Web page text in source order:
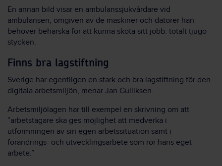
En annan bild visar en ambulanssjukvårdare vid
ambulansen, omgiven av de maskiner och datorer han
behöver behärska för att kunna sköta sitt jobb: totalt tjugo
stycken.
Finns bra lagstiftning
Sverige har egentligen en stark och bra lagstiftning för den
digitala arbetsmiljön, menar Jan Gulliksen.
Arbetsmiljölagen har till exempel en skrivning om att
”arbetstagare ska ges möjlighet att medverka i
utformningen av sin egen arbetssituation samt i
förändrings- och utvecklingsarbete som rör hans eget
arbete.”